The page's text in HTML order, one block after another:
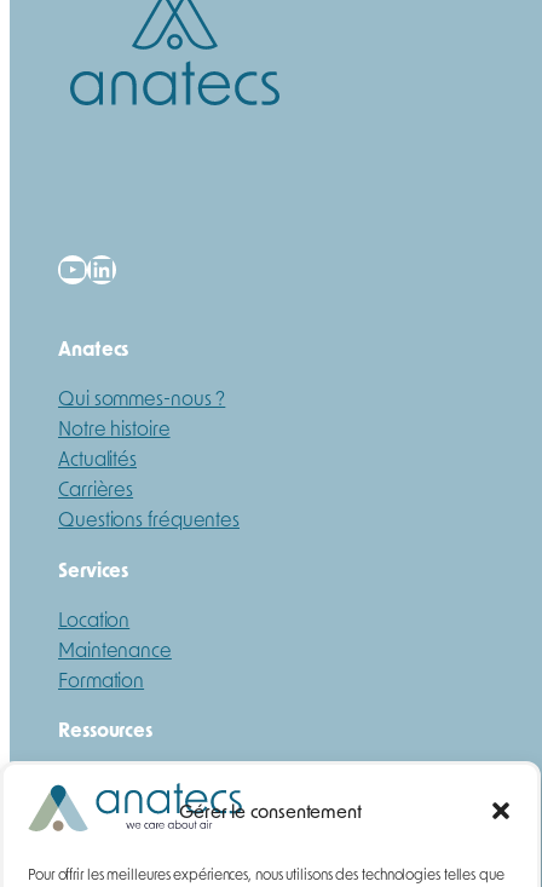
Gérer le consentement
Pour offrir les meilleures expériences, nous utilisons des technologies telles que
YouTube
LinkedIn
Anatecs
Qui sommes-nous ?
Notre histoire
Actualités
Carrières
Questions fréquentes
Services
Location
Maintenance
Formation
Ressources
Guide
Téléchargements